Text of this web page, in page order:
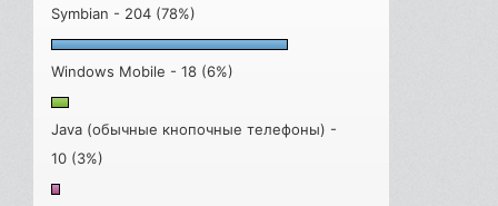
Symbian - 204 (78%)
Windows Mobile - 18 (6%)
Java (обычные кнопочные телефоны) -
10 (3%)